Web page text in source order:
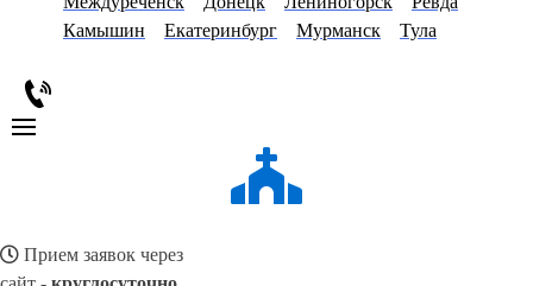
Камышин
Екатеринбург Мурманск Тула
Прием заявок через